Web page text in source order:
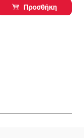
Προσθήκη